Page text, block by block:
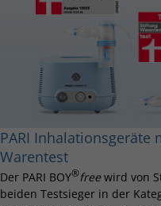
PARI
Warentest
Der PARI BOY®freewird von
beiden Testsieger in der